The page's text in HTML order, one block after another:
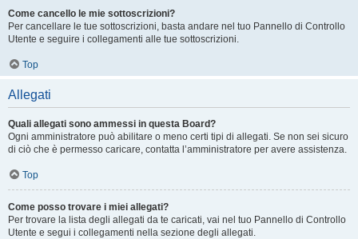
Come cancello le mie sottoscrizioni?
Per cancellare le tue sottoscrizioni, basta andare nel tuo Pannello di Controllo
Utente e seguire i collegamenti alle tue sottoscrizioni.
Top
Allegati
Quali allegati sono ammessi in questa Board?
Ogni amministratore può abilitare o meno certi tipi di allegati. Se non sei sicuro
di ciò che è permesso caricare, contatta l’amministratore per avere assistenza.
Top
Come posso trovare i miei allegati?
Per trovare la lista degli allegati da te caricati, vai nel tuo Pannello di Controllo
Utente e segui i collegamenti nella sezione degli allegati.